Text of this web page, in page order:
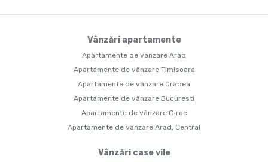
Vânzări apartamente
Apartamente de vânzare Arad
Apartamente de vânzare Timisoara
Apartamente de vânzare Oradea
Apartamente de vânzare Bucuresti
Apartamente de vânzare Giroc
Apartamente de vânzare Arad, Central
Vânzări case vile